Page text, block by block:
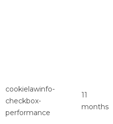
cookielawinfo-
checkbox-
performance
11
months